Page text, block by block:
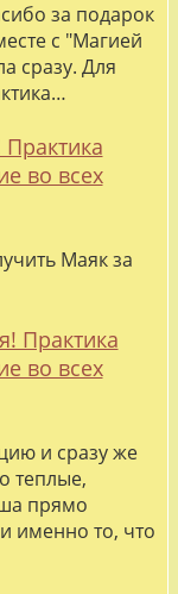
за подарок
с "Магией
сразу. Для
во всех
Маяк за
Практика
во всех
и сразу же
теплые,
прямо
именно то, что